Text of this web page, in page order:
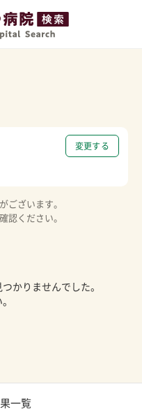
変更する
ございます。
認ください。
かりませんでした。
一覧